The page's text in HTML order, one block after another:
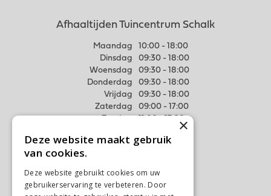
Afhaaltijden Tuincentrum Schalk
Maandag
10:00 - 18:00
Dinsdag
09:30 - 18:00
Woensdag
09:30 - 18:00
Donderdag
09:30 - 18:00
Vrijdag
09:30 - 18:00
Zaterdag
09:00 - 17:00
Meer weten
Algemene voorwaarden
Privacy Statement
Disclaimer
×
Deze website maakt gebruik
van cookies.
Deze website gebruikt cookies om uw
gebruikerservaring te verbeteren. Door